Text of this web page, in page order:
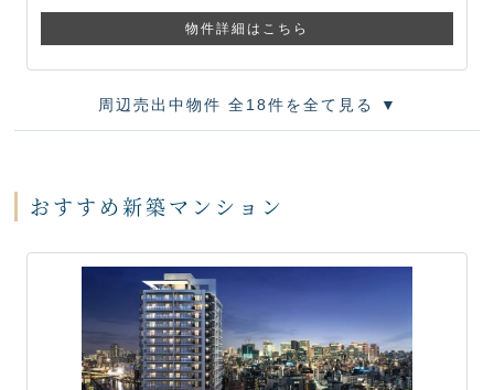
物件詳細はこちら
周辺売出中物件 全18件を全て見る ▼
おすすめ新築マンション